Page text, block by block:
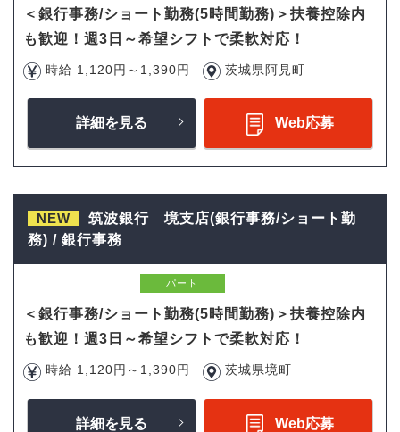
＜銀行事務/ショート勤務(5時間勤務)＞扶養控除内
も歓迎！週3日～希望シフトで柔軟対応！
時給 1,120円～1,390円 茨城県阿見町
詳細を見る Web応募
NEW
筑波銀行 境支店(銀行事務/ショート勤
務) / 銀行事務
パート
＜銀行事務/ショート勤務(5時間勤務)＞扶養控除内
も歓迎！週3日～希望シフトで柔軟対応！
時給 1,120円～1,390円 茨城県境町
詳細を見る Web応募